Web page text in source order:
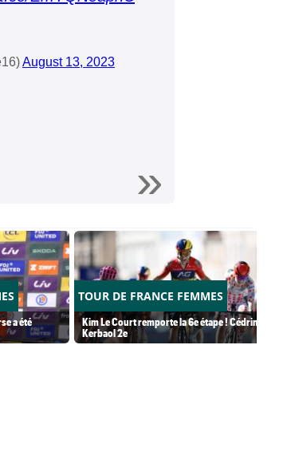
August 13, 2023
a été
TOUR DE FRANCE FEMMES
Kim Le Court remporte la 6e étape ! Cédrine
Kerbaol 2e